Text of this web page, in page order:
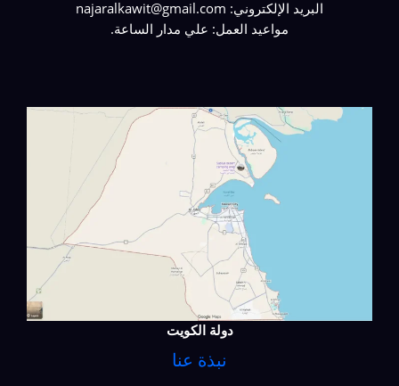
البريد الإلكتروني: najaralkawit@gmail.com
مواعيد العمل: علي مدار الساعة.
دولة الكويت
نبذة عنا